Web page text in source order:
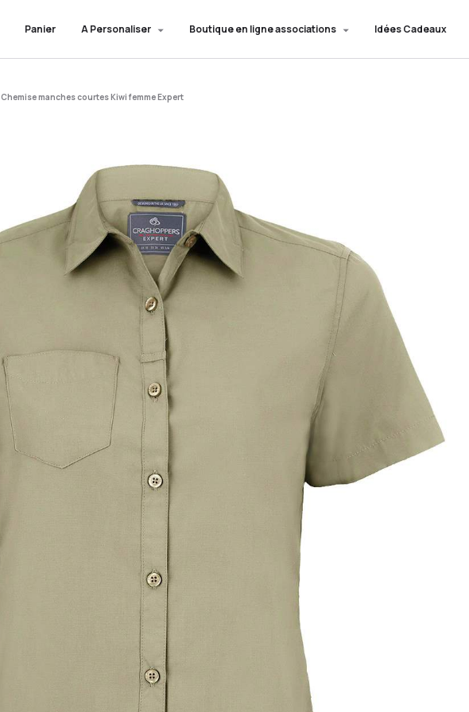
Panier A Personaliser Boutique en ligne associations Idées Cadeaux
Chemise manches courtes Kiwi femme Expert